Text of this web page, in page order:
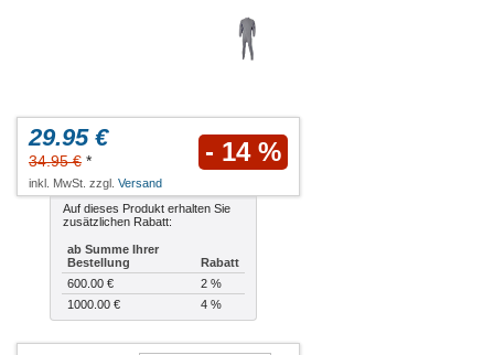
29.95 €
34.95 € * - 14 %
inkl. MwSt. zzgl. Versand
Auf dieses Produkt erhalten Sie
zusätzlichen Rabatt:
ab Summe Ihrer
Bestellung
Rabatt
600.00 €
2 %
1000.00 €
4 %